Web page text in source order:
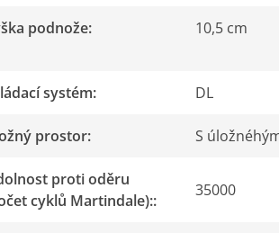
podnože: 10,5 cm
systém: DL
prostor: S
proti oděru
cyklů Martindale)::
35000